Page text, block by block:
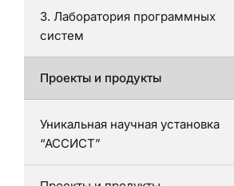
3. Лаборатория программных
систем
Проекты и продукты
Уникальная научная установка
“АССИСТ”